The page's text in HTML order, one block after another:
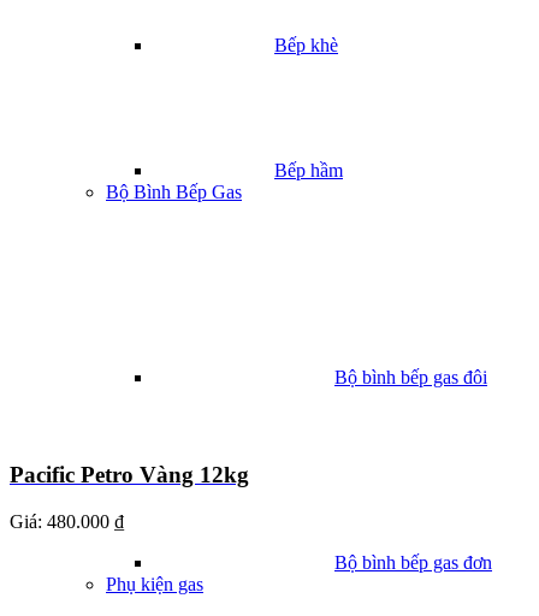
Bếp khè
Bếp hầm
Bộ Bình Bếp Gas
Bộ bình bếp gas đôi
Bộ bình bếp gas đơn
Phụ kiện gas
Pacific Petro Vàng 12kg
Giá: 480.000 ₫